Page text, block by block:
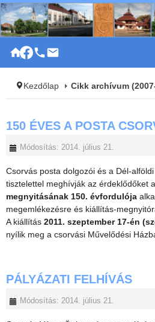
|
Kezdőlap Cikk archívum
150 ÉVES A POSTA
Módosítás: 2014. július 21.
Csorvás posta dolgozói és a Dél-
tisztelettel meghívják az érdeklődőket a
megnyitásának 150. évfordulója
megemlékezésre és kiállítás-
A kiállítás 2011. szeptember 17-én
nyílik meg a csorvási Művelődési
PÁLYÁZATI FELHÍVÁS
Módosítás: 2014. július 21.